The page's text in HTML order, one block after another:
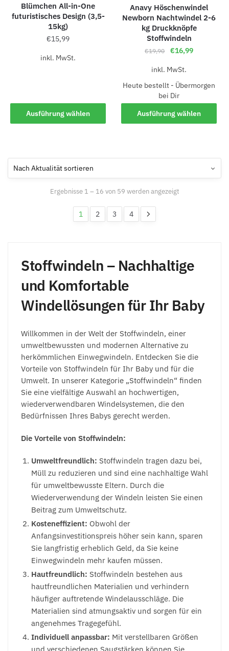
Blümchen All-in-One
futuristisches Design (3,5-
15kg)
€15,99
inkl. MwSt.
Ausführung wählen
Anavy Höschenwindel
Newborn Nachtwindel 2-6
kg Druckknöpfe
Stoffwindeln
€19,90 €16,99
inkl. MwSt.
Heute bestellt - Übermorgen
bei Dir
Ausführung wählen
Ergebnisse 1 – 16 von 59 werden angezeigt
1 2 3 4
Stoffwindeln – Nachhaltige
und Komfortable
Windellösungen für Ihr Baby
Willkommen in der Welt der Stoffwindeln, einer
umweltbewussten und modernen Alternative zu
herkömmlichen Einwegwindeln. Entdecken Sie die
Vorteile von Stoffwindeln für Ihr Baby und für die
Umwelt. In unserer Kategorie „Stoffwindeln“ finden
Sie eine vielfältige Auswahl an hochwertigen,
wiederverwendbaren Windelsystemen, die den
Bedürfnissen Ihres Babys gerecht werden.
Die Vorteile von Stoffwindeln:
Umweltfreundlich: Stoffwindeln tragen dazu bei,
Müll zu reduzieren und sind eine nachhaltige Wahl
für umweltbewusste Eltern. Durch die
Wiederverwendung der Windeln leisten Sie einen
Beitrag zum Umweltschutz.
Kosteneffizient: Obwohl der
Anfangsinvestitionspreis höher sein kann, sparen
Sie langfristig erheblich Geld, da Sie keine
Einwegwindeln mehr kaufen müssen.
Hautfreundlich: Stoffwindeln bestehen aus
hautfreundlichen Materialien und verhindern
häufiger auftretende Windelausschläge. Die
Materialien sind atmungsaktiv und sorgen für ein
angenehmes Tragegefühl.
Individuell anpassbar: Mit verstellbaren Größen